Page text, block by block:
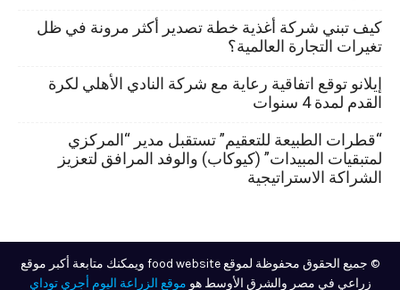
كيف تبني شركة أغذية خطة تصدير أكثر مرونة في ظل
تغيرات التجارة العالمية؟
إيلانو توقع اتفاقية رعاية مع شركة النادي الأهلي لكرة
القدم لمدة 4 سنوات
“قطرات الطبيعة للتعقيم” تستقبل مدير “المركزي
لمتبقيات المبيدات” (كيوكاب) والوفد المرافق لتعزيز
الشراكة الاستراتيجية
© جميع الحقوق محفوظة لموقع food website ويمكنك متابعة أكبر موقع
زراعي في مصر والشرق الأوسط هو موقع الزراعة اليوم أجري توداي